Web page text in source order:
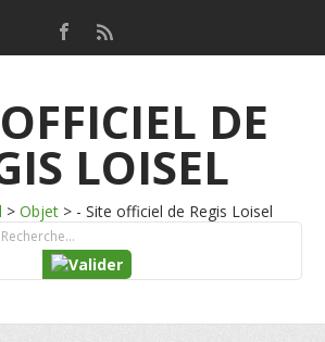
DE
LOISEL
> Objet > - Site officiel de Regis Loisel